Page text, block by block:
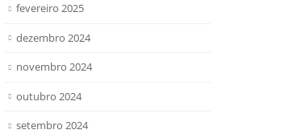
fevereiro 2025
dezembro 2024
novembro 2024
outubro 2024
setembro 2024